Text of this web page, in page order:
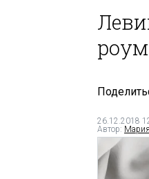
26.12.2018
Автор: